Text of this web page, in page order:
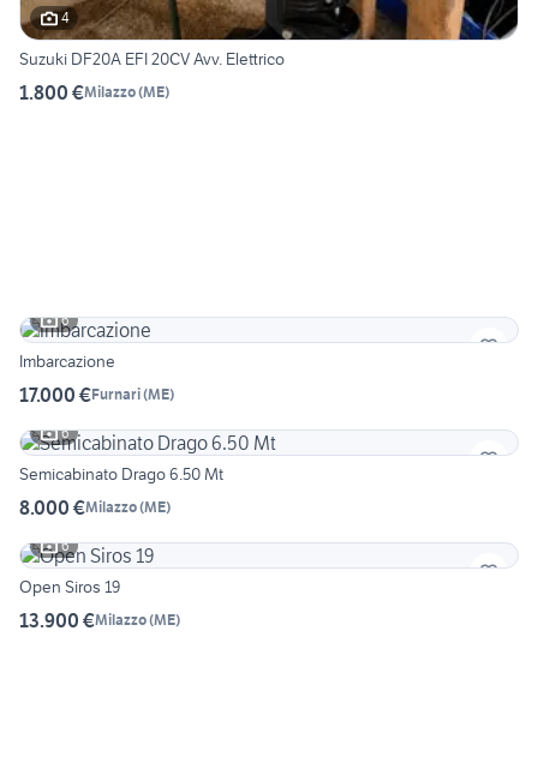
4
Suzuki DF20A EFI 20CV Avv. Elettrico
1.800 €Milazzo(ME)
6
Imbarcazione
17.000 €Furnari(ME)
6
Semicabinato Drago 6.50 Mt
8.000 €Milazzo(ME)
6
Open Siros 19
13.900 €Milazzo(ME)